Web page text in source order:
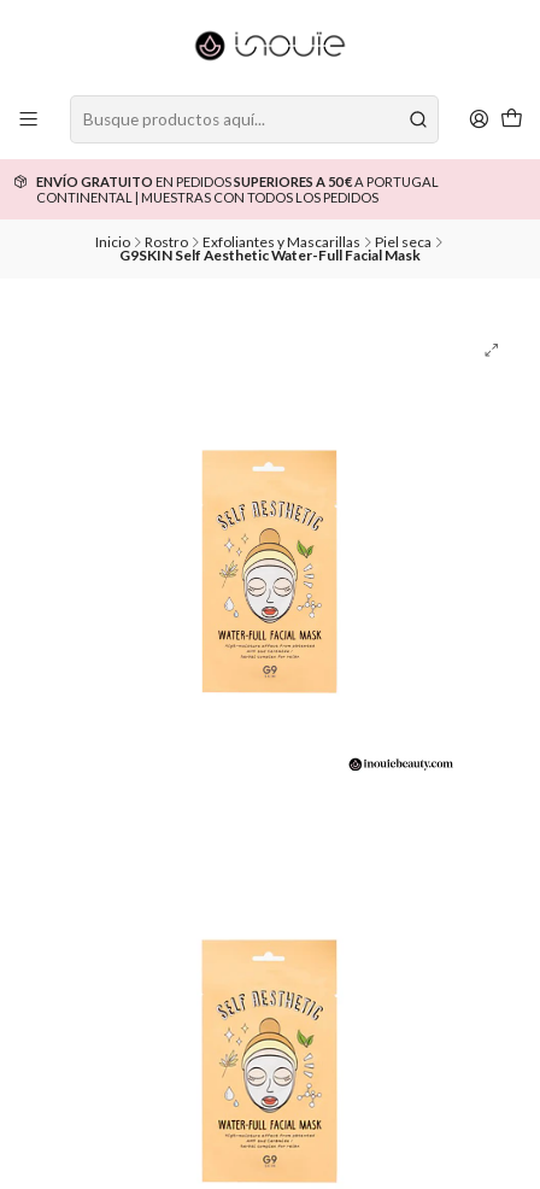
ENVÍO GRATUITO EN PEDIDOSSUPERIORES A 50 €A PORTUGAL
CONTINENTAL | MUESTRAS CON TODOS LOS PEDIDOS
Inicio Rostro Exfoliantes y Mascarillas Piel seca
G9SKIN Self Aesthetic Water-Full Facial Mask